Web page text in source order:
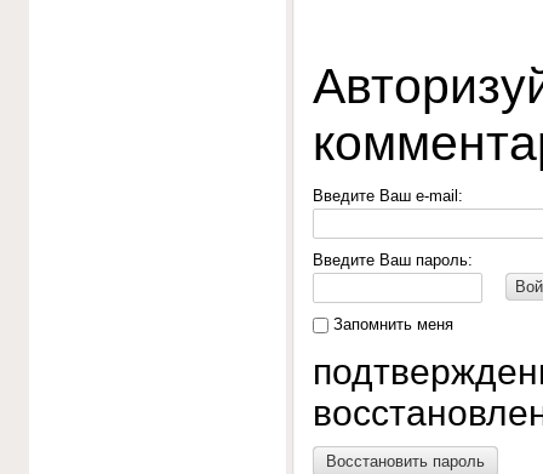
Введите Ваш e-mail:
Введите Ваш пароль:
Запомнить меня
Восстановить пароль